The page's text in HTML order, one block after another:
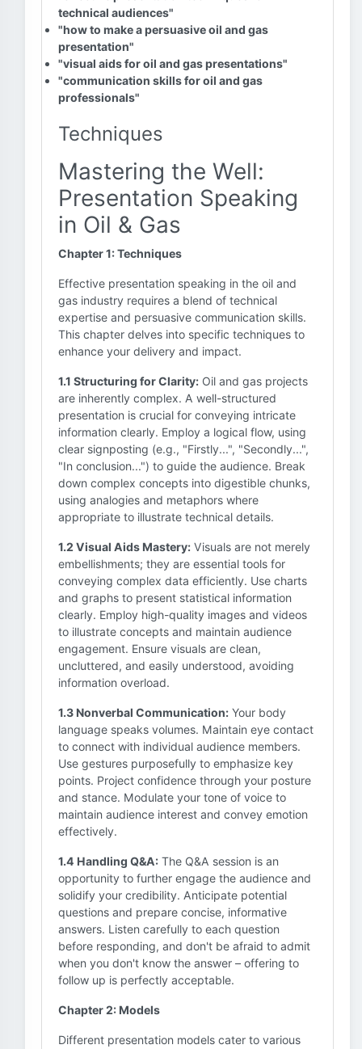
technical audiences"
"how to make a persuasive oil and gas
presentation"
"visual aids for oil and gas presentations"
"communication skills for oil and gas
professionals"
Techniques
Mastering the Well:
Presentation Speaking
in Oil & Gas
Chapter 1: Techniques
Effective presentation speaking in the oil and
gas industry requires a blend of technical
expertise and persuasive communication skills.
This chapter delves into specific techniques to
enhance your delivery and impact.
1.1 Structuring for Clarity: Oil and gas projects
are inherently complex. A well-structured
presentation is crucial for conveying intricate
information clearly. Employ a logical flow, using
clear signposting (e.g., "Firstly...", "Secondly...",
"In conclusion...") to guide the audience. Break
down complex concepts into digestible chunks,
using analogies and metaphors where
appropriate to illustrate technical details.
1.2 Visual Aids Mastery: Visuals are not merely
embellishments; they are essential tools for
conveying complex data efficiently. Use charts
and graphs to present statistical information
clearly. Employ high-quality images and videos
to illustrate concepts and maintain audience
engagement. Ensure visuals are clean,
uncluttered, and easily understood, avoiding
information overload.
1.3 Nonverbal Communication: Your body
language speaks volumes. Maintain eye contact
to connect with individual audience members.
Use gestures purposefully to emphasize key
points. Project confidence through your posture
and stance. Modulate your tone of voice to
maintain audience interest and convey emotion
effectively.
1.4 Handling Q&A: The Q&A session is an
opportunity to further engage the audience and
solidify your credibility. Anticipate potential
questions and prepare concise, informative
answers. Listen carefully to each question
before responding, and don't be afraid to admit
when you don't know the answer – offering to
follow up is perfectly acceptable.
Chapter 2: Models
Different presentation models cater to various